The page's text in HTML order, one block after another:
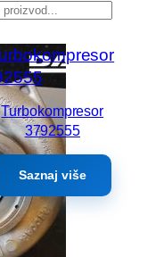
Turbokompresor
3792555
Saznaj više